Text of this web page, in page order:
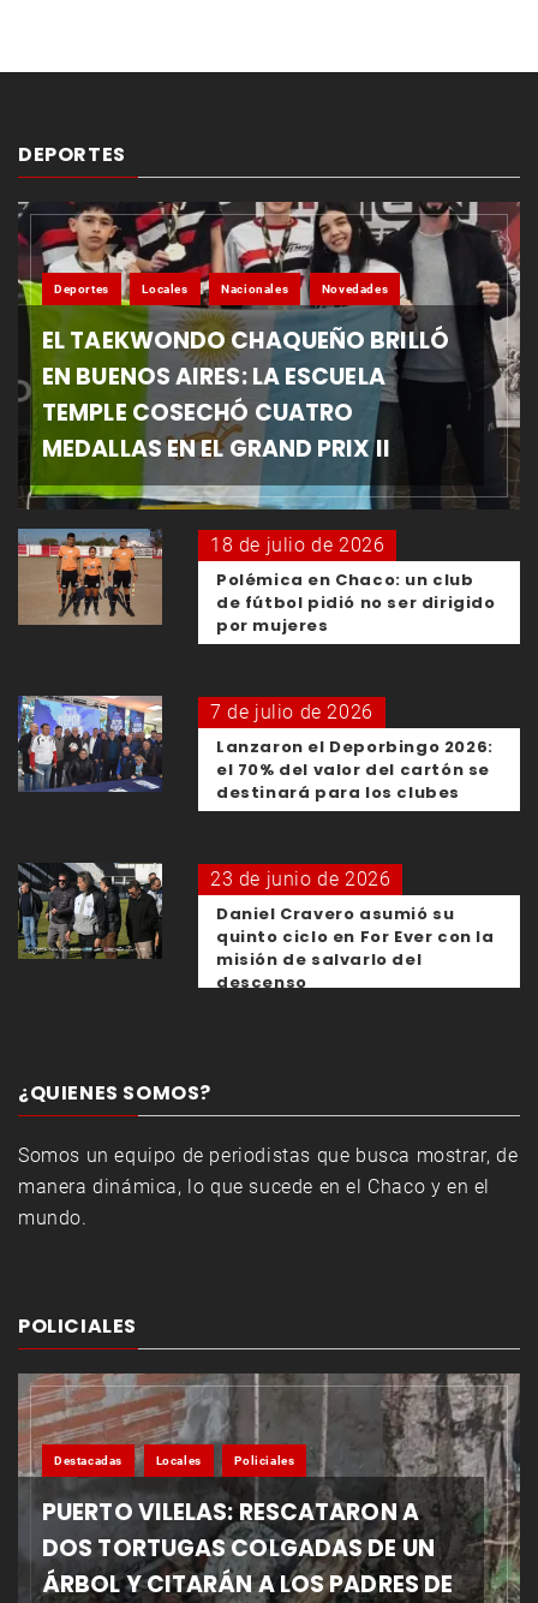
DEPORTES
Deportes Locales Nacionales Novedades
EL TAEKWONDO CHAQUEÑO BRILLÓ
EN BUENOS AIRES: LA ESCUELA
TEMPLE COSECHÓ CUATRO
MEDALLAS EN EL GRAND PRIX II
18 de julio de 2026
Polémica en Chaco: un club
de fútbol pidió no ser dirigido
por mujeres
7 de julio de 2026
Lanzaron el Deporbingo 2026:
el 70% del valor del cartón se
destinará para los clubes
23 de junio de 2026
Daniel Cravero asumió su
quinto ciclo en For Ever con la
misión de salvarlo del
descenso
¿QUIENES SOMOS?
Somos un equipo de periodistas que busca mostrar, de
manera dinámica, lo que sucede en el Chaco y en el
mundo.
POLICIALES
Destacadas Locales Policiales
PUERTO VILELAS: RESCATARON A
DOS TORTUGAS COLGADAS DE UN
ÁRBOL Y CITARÁN A LOS PADRES DE